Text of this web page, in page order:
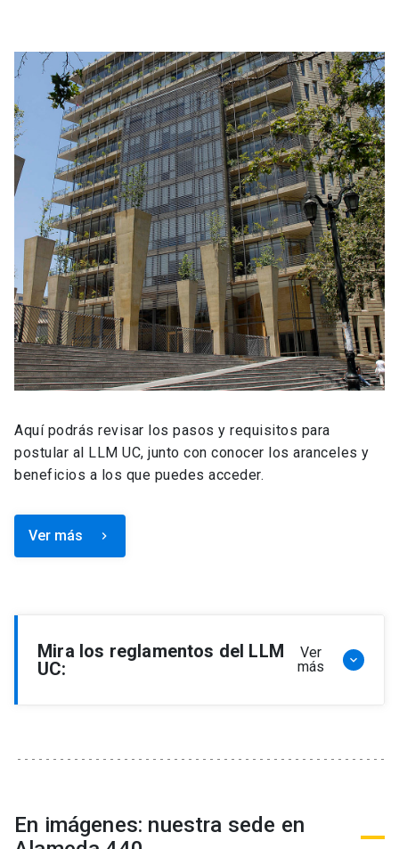
Aquí podrás revisar los pasos y requisitos para
postular al LLM UC, junto con conocer los aranceles y
beneficios a los que puedes acceder.
Ver más keyboard_arrow_right
Mira los reglamentos del LLM
UC:
Ver
más
keyboard_arrow_down
Reglamento de Becas y Descuentos Programa
de Magíster en Derecho, LLM
En imágenes: nuestra sede en